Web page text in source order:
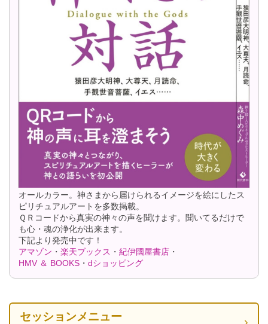
オールカラー。神さまから届けられるイメージを絵にしたス
ピリチュアルアートを多数掲載。
ＱＲコードから真実の神々の声を聞けます。聞いてるだけで
も心・魂の浄化が出来ます。
下記より発売中です！
アマゾン ・ 楽天ブックス ・ 紀伊國屋書店 ・
HMV ＆ BOOKS ・ dショッピング
セッションメニュー